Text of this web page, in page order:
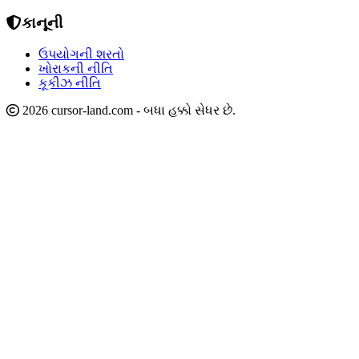
કાનૂની
ઉપયોગની શરતો
ખોરાકની નીતિ
કૂકીઝ નીતિ
2026 cursor-land.com - બધા હક્કો સેધર છે.